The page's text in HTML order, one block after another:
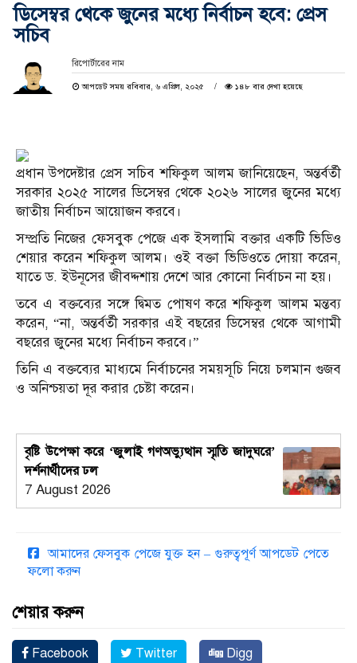
ডিসেম্বর থেকে জুনের মধ্যে নির্বাচন হবে: প্রেস
সচিব
রিপোর্টারের নাম
আপডেট সময় রবিবার, ৬ এপ্রিল, ২০২৫ ১৪৮ বার দেখা হয়েছে
প্রধান উপদেষ্টার প্রেস সচিব শফিকুল আলম জানিয়েছেন, অন্তর্বর্তী
সরকার ২০২৫ সালের ডিসেম্বর থেকে ২০২৬ সালের জুনের মধ্যে
জাতীয় নির্বাচন আয়োজন করবে।
সম্প্রতি নিজের ফেসবুক পেজে এক ইসলামি বক্তার একটি ভিডিও
শেয়ার করেন শফিকুল আলম। ওই বক্তা ভিডিওতে দোয়া করেন,
যাতে ড. ইউনূসের জীবদ্দশায় দেশে আর কোনো নির্বাচন না হয়।
তবে এ বক্তব্যের সঙ্গে দ্বিমত পোষণ করে শফিকুল আলম মন্তব্য
করেন, “না, অন্তর্বর্তী সরকার এই বছরের ডিসেম্বর থেকে আগামী
বছরের জুনের মধ্যে নির্বাচন করবে।”
তিনি এ বক্তব্যের মাধ্যমে নির্বাচনের সময়সূচি নিয়ে চলমান গুজব
ও অনিশ্চয়তা দূর করার চেষ্টা করেন।
বৃষ্টি উপেক্ষা করে ‘জুলাই গণঅভ্যুত্থান স্মৃতি জাদুঘরে’
দর্শনার্থীদের ঢল
7 August 2026
আমাদের ফেসবুক পেজে যুক্ত হন – গুরুত্বপূর্ণ আপডেট পেতে
ফলো করুন
শেয়ার করুন
Facebook Twitter Digg